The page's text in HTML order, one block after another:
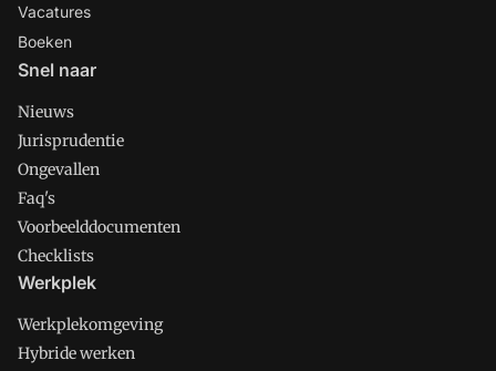
Vacatures
Boeken
Snel naar
Nieuws
Jurisprudentie
Ongevallen
Faq's
Voorbeelddocumenten
Checklists
Werkplek
Werkplekomgeving
Hybride werken